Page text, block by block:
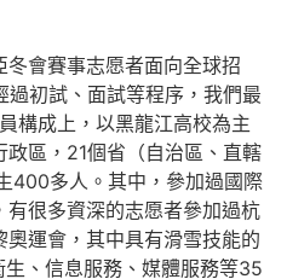
會賽事志愿者面向全球招
初試、面試等程序，我們最
構成上，以黑龍江高校為主
區，21個省（自治區、直轄
400多人。其中，參加過國際
很多資深的志愿者參加過杭
運會，其中具有滑雪技能的
、信息服務、媒體服務等35